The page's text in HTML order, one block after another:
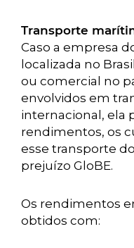
Transporte
Caso a empresa
localizada no
ou comercial no
envolvidos em
internacional, ela
rendimentos, os
esse transporte
prejuízo GloBE.
Os rendimentos
obtidos com: